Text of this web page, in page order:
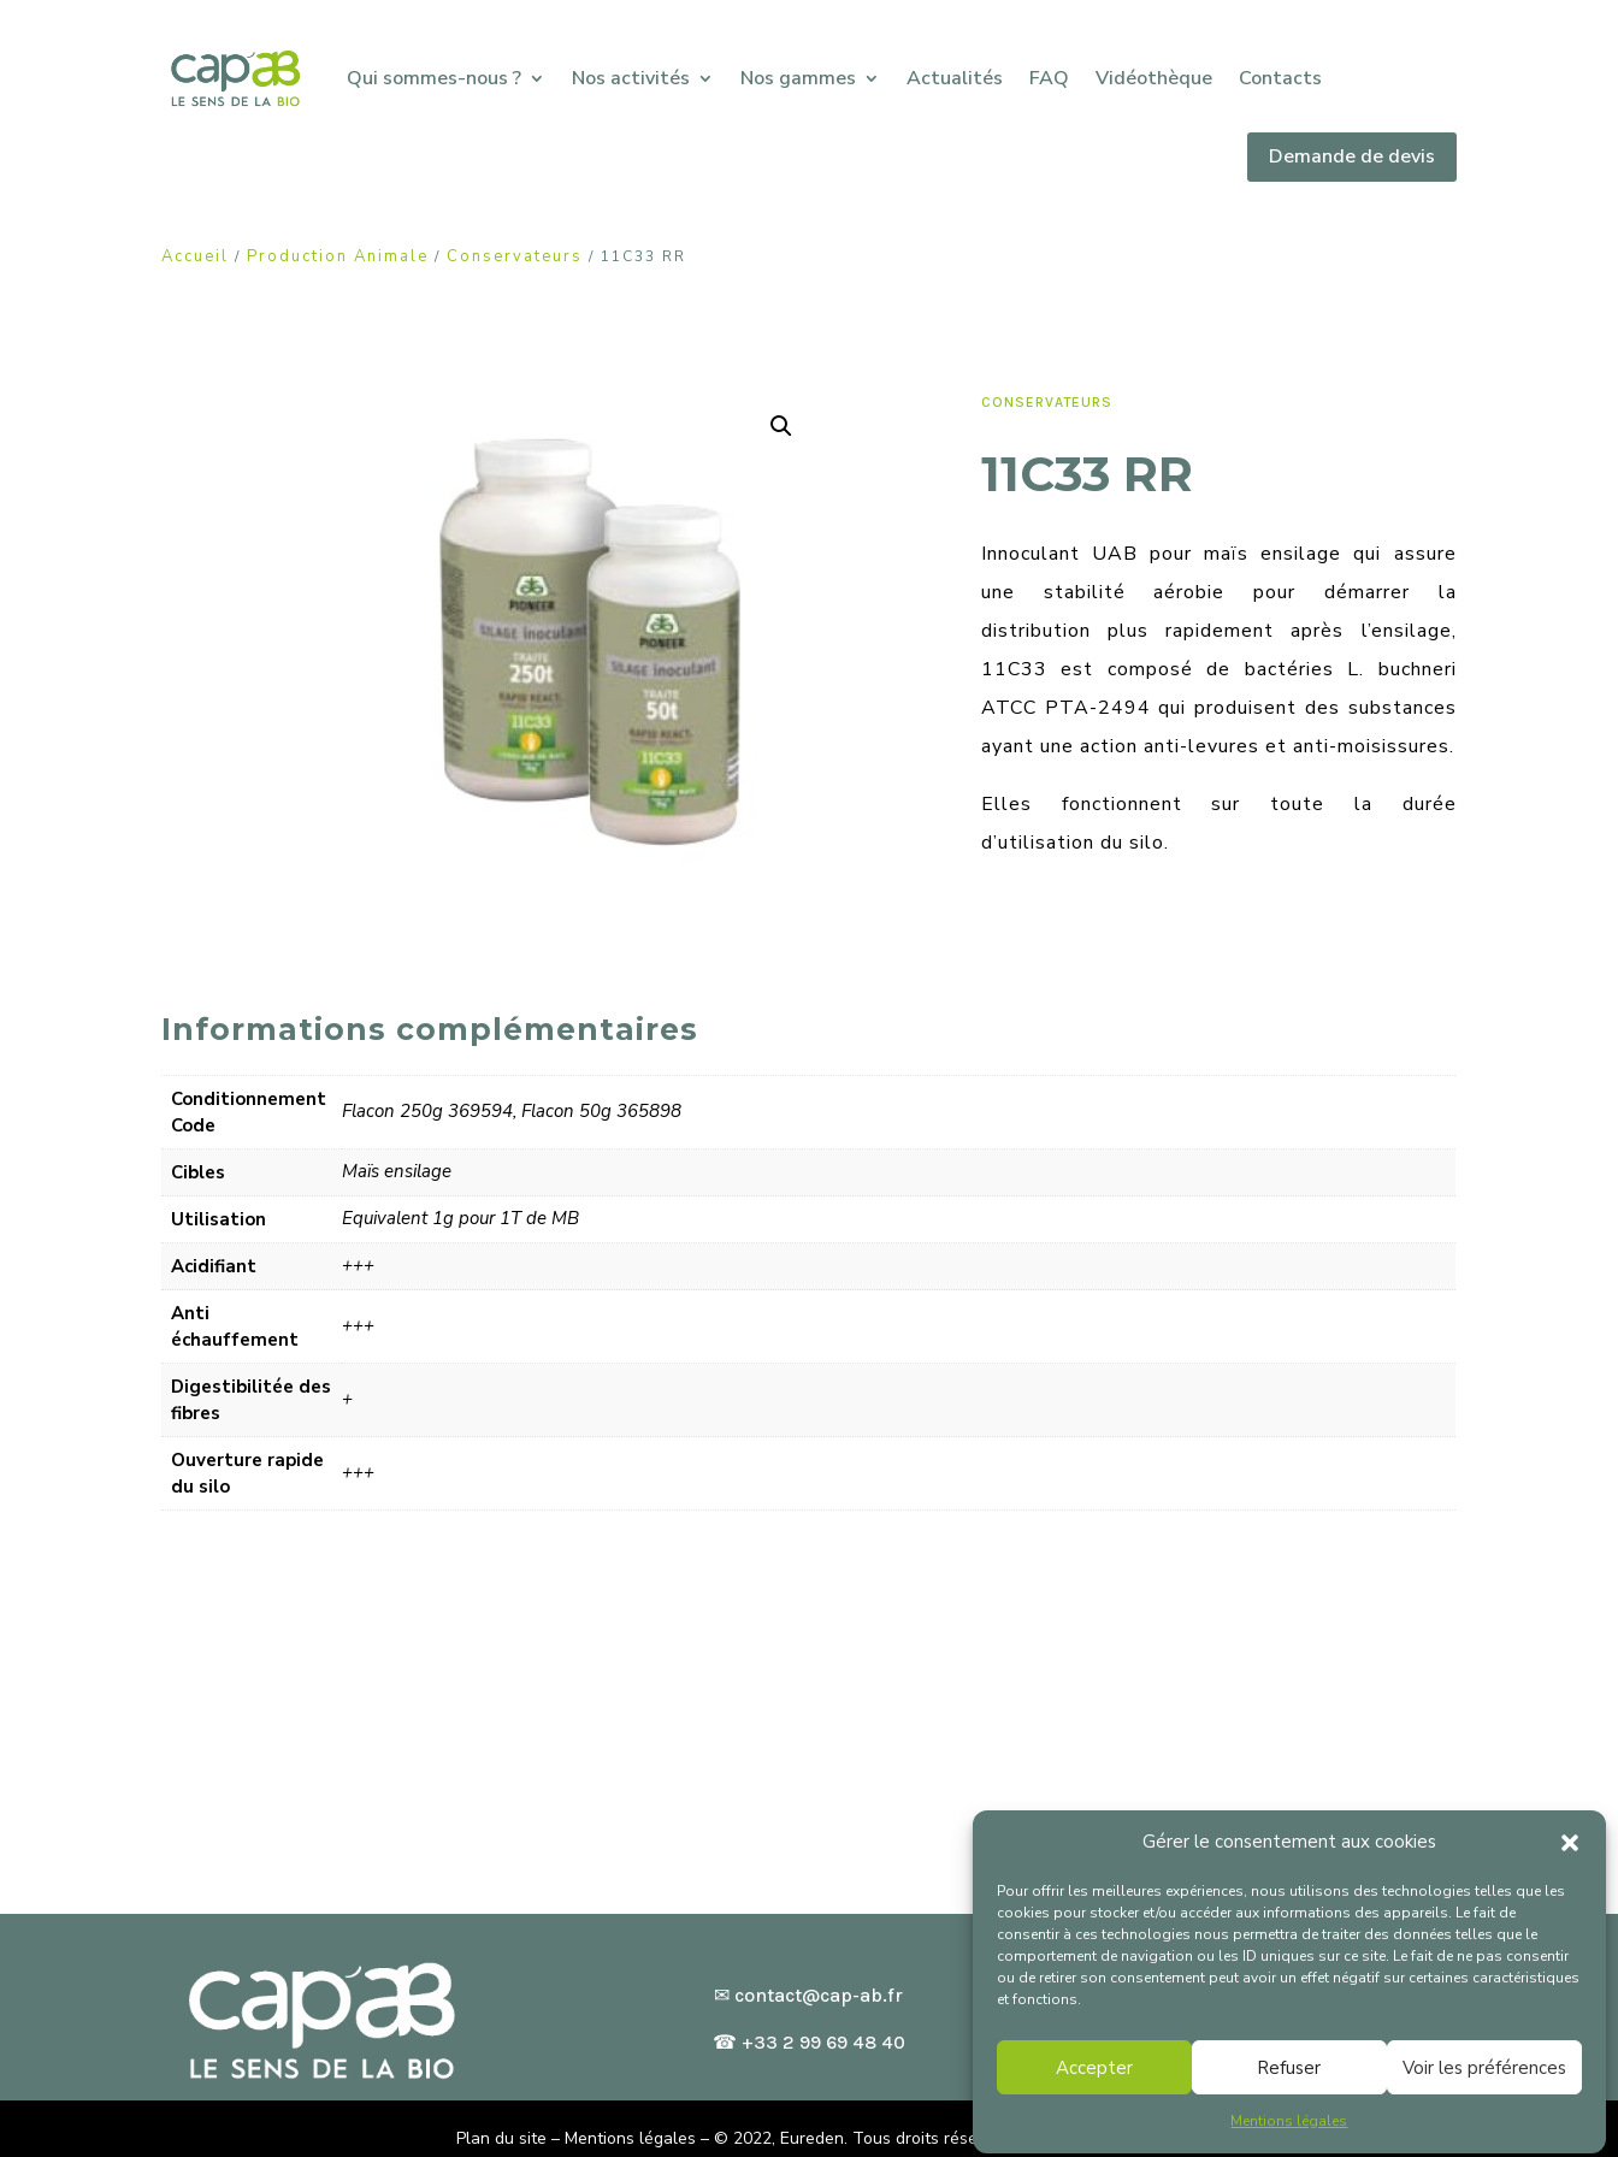
Gérer le consentement aux cookies
Pour offrir les meilleures expériences, nous utilisons des technologies telles que les
cookies pour stocker et/ou accéder aux informations des appareils. Le fait de
consentir à ces technologies nous permettra de traiter des données telles que le
comportement de navigation ou les ID uniques sur ce site. Le fait de ne pas consentir
ou de retirer son consentement peut avoir un effet négatif sur certaines caractéristiques
et fonctions.
Accepter Refuser Voir les préférences
Mentions légales
Qui sommes-nous ? Nos activités Nos gammes Actualités FAQ Vidéothèque Contacts
Demande de devis
Accueil / Production Animale / Conservateurs / 11C33 RR
CONSERVATEURS
11C33 RR
Innoculant UAB pour maïs ensilage qui assure
une stabilité aérobie pour démarrer la
distribution plus rapidement après l’ensilage,
11C33 est composé de bactéries L. buchneri
ATCC PTA-2494 qui produisent des substances
ayant une action anti-levures et anti-moisissures.
Elles fonctionnent sur toute la durée
d’utilisation du silo.
Informations complémentaires
Conditionnement
Code
Flacon 250g 369594, Flacon 50g 365898
Cibles
Maïs ensilage
Utilisation
Equivalent 1g pour 1T de MB
Acidifiant
+++
Anti
échauffement
+++
Digestibilitée des
fibres
+
Ouverture rapide
du silo
+++
✉ contact@cap-ab.fr
☎ +33 2 99 69 48 40
Nous Contacter
Livre de marque
Nos certificats
Plan du site – Mentions légales – © 2022, Eureden. Tous droits réservés.